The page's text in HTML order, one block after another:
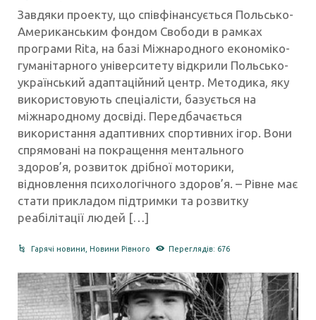
Завдяки проекту, що співфінансується Польсько-
Американським фондом Свободи в рамках
програми Rita, на базі Міжнародного економіко-
гуманітарного університету відкрили Польсько-
український адаптаційний центр. Методика, яку
використовують спеціалісти, базується на
міжнародному досвіді. Передбачається
використання адаптивних спортивних ігор. Вони
спрямовані на покращення ментального
здоров’я, розвиток дрібної моторики,
відновлення психологічного здоров’я. – Рівне має
стати прикладом підтримки та розвитку
реабілітації людей […]
Гарячі новини ,Новини Рівного Переглядів: 676